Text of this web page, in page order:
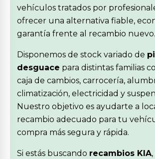
vehículos tratados por
ofrecer una alternativa fiable,
garantía frente al recambio nuevo.
Disponemos de stock variado de
desguace para distintas familias
caja de cambios, carrocería,
climatización, electricidad y
Nuestro objetivo es ayudarte a
recambio adecuado para tu
compra más segura y rápida.
Si estás buscando recambios KIA